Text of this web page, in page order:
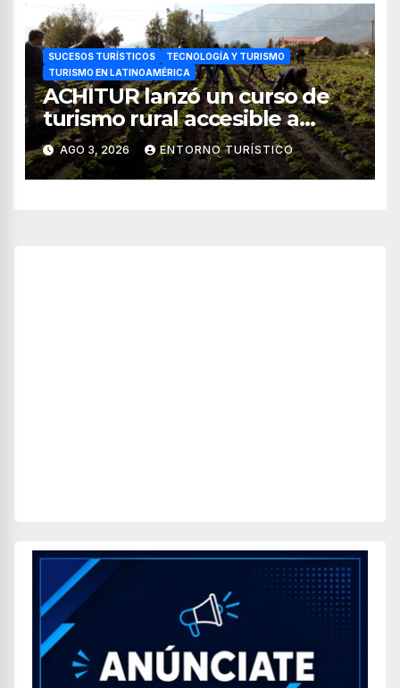
SUCESOS TURÍSTICOS
TECNOLOGÍA Y TURISMO
TURISMO EN LATINOAMÉRICA
ACHITUR lanzó un curso de
turismo rural accesible a
través de WhatsApp
AGO 3, 2026 ENTORNO TURÍSTICO